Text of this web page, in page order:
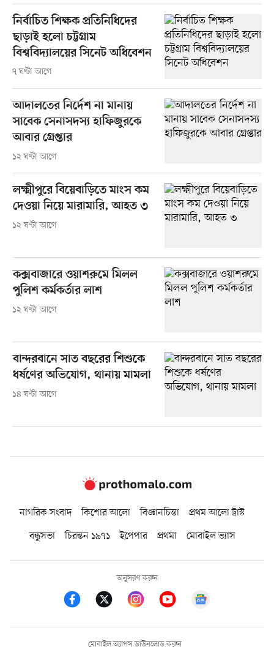
নির্বাচিত শিক্ষক প্রতিনিধিদের
ছাড়াই হলো চট্টগ্রাম
বিশ্ববিদ্যালয়ের সিনেট অধিবেশন
৭ ঘণ্টা আগে
আদালতের নির্দেশ না মানায়
সাবেক সেনাসদস্য হাফিজুরকে
আবার গ্রেপ্তার
১২ ঘণ্টা আগে
লক্ষ্মীপুরে বিয়েবাড়িতে মাংস কম
দেওয়া নিয়ে মারামারি, আহত ৩
১২ ঘণ্টা আগে
কক্সবাজারে ওয়াশরুমে মিলল
পুলিশ কর্মকর্তার লাশ
১২ ঘণ্টা আগে
বান্দরবানে সাত বছরের শিশুকে
ধর্ষণের অভিযোগ, থানায় মামলা
১৪ ঘণ্টা আগে
নাগরিক সংবাদ কিশোর আলো বিজ্ঞানচিন্তা
প্রথম আলো ট্রাস্ট
বন্ধুসভা
চিরন্তন ১৯৭১ ইপেপার প্রথমা মোবাইল ভ্যাস
অনুসরণ করুন
মোবাইল অ্যাপস ডাউনলোড করুন